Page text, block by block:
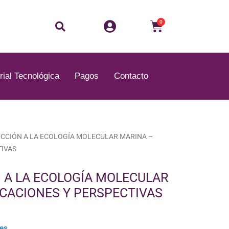
Buscar 0
Carrito
Tecnológica Pagos Contacto
A LA ECOLOGÍA MOLECULAR MARINA –
LA ECOLOGÍA MOLECULAR
Y PERSPECTIVAS